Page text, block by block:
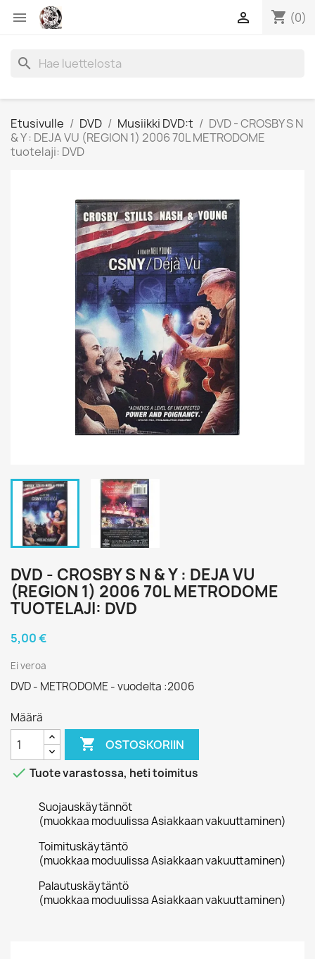
 shopping_cart (0)

search
Etusivulle DVD Musiikki DVD:t
DVD - CROSBY S N
& Y : DEJA VU (REGION 1) 2006 70L METRODOME
tuotelaji: DVD
DVD - CROSBY S N & Y : DEJA VU
(REGION 1) 2006 70L METRODOME
TUOTELAJI: DVD
5,00 €
Ei veroa
DVD - METRODOME - vuodelta :2006
Määrä
 OSTOSKORIIN
 Tuote varastossa, heti toimitus
Suojauskäytännöt
(muokkaa moduulissa Asiakkaan vakuuttaminen)
Toimituskäytäntö
(muokkaa moduulissa Asiakkaan vakuuttaminen)
Palautuskäytäntö
(muokkaa moduulissa Asiakkaan vakuuttaminen)